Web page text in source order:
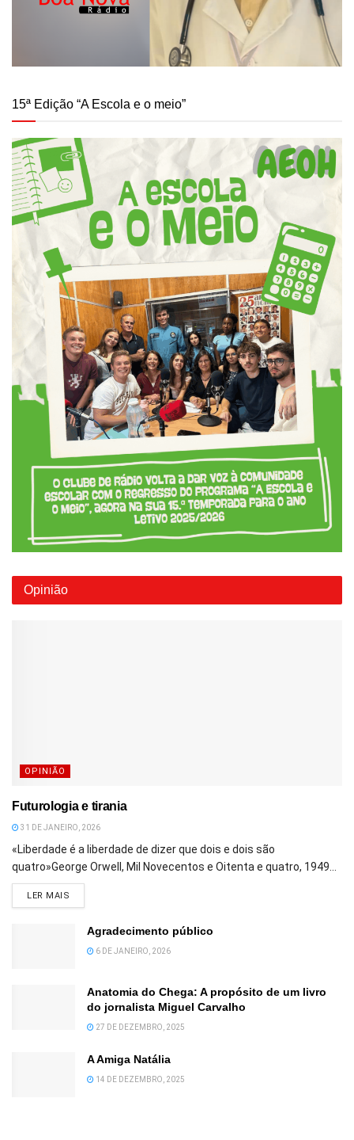
15ª Edição “A Escola e o meio”
Opinião
OPINIÃO
Futurologia e tirania
31 DE JANEIRO, 2026
«Liberdade é a liberdade de dizer que dois e dois são
quatro»George Orwell, Mil Novecentos e Oitenta e quatro, 1949...
LER MAIS
Agradecimento público
6 DE JANEIRO, 2026
Anatomia do Chega: A propósito de um livro
do jornalista Miguel Carvalho
27 DE DEZEMBRO, 2025
A Amiga Natália
14 DE DEZEMBRO, 2025